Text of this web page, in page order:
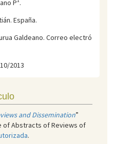
P .
España.
Galdeano. Correo electró
2013
and Dissemination”
of Abstracts of Reviews of
.